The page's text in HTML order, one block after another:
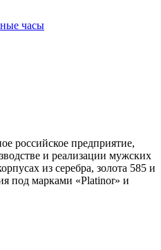
часы
российское предприятие,
и реализации мужских
из серебра, золота 585 и
под марками «Platinor» и